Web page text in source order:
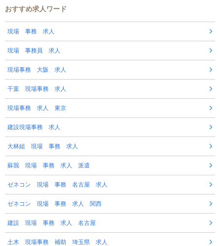
おすすめ求人ワード
現場 事務 求人
現場 事務員 求人
現場事務 大阪 求人
千葉 現場事務 求人
現場事務 求人 東京
建設現場事務 求人
大林組 現場 事務 求人
蘇我 現場 事務 求人 派遣
ゼネコン 現場 事務 名古屋 求人
ゼネコン 現場 事務 求人 関西
建設 現場 事務 求人 名古屋
土木 現場事務 補助 埼玉県 求人